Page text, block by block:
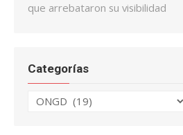
que arrebataron su visibilidad
Categorías
Categorías